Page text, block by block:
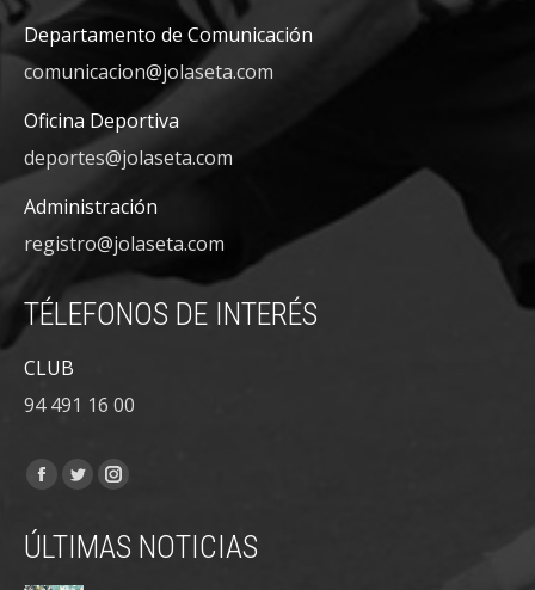
Departamento de Comunicación
comunicacion@jolaseta.com
Oficina Deportiva
deportes@jolaseta.com
Administración
registro@jolaseta.com
TÉLEFONOS DE INTERÉS
CLUB
94 491 16 00
Encuéntranos en:
Facebook
opens
in
Twitter
opens
in
Instagram
opens
ÚLTIMAS NOTICIAS